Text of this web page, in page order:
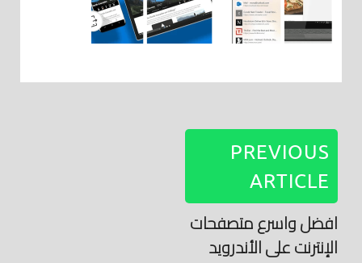
PREVIOUS
ARTICLE
افضل واسرع متصفحات
الإنترنت على الأندرويد